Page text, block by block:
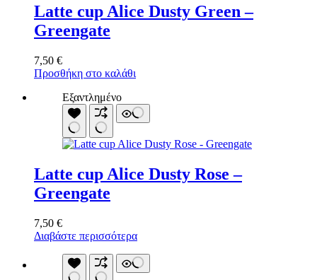
Latte cup Alice Dusty Green –
Greengate
7,50 €
Προσθήκη στο καλάθι
Εξαντλημένο
Latte cup Alice Dusty Rose –
Greengate
7,50 €
Διαβάστε περισσότερα